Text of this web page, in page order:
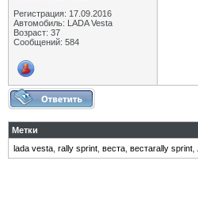
Регистрация: 17.09.2016
Автомобиль: LADA Vesta
Возраст: 37
Сообщений: 584
Метки
lada vesta rally sprint веста вестаrally sprint